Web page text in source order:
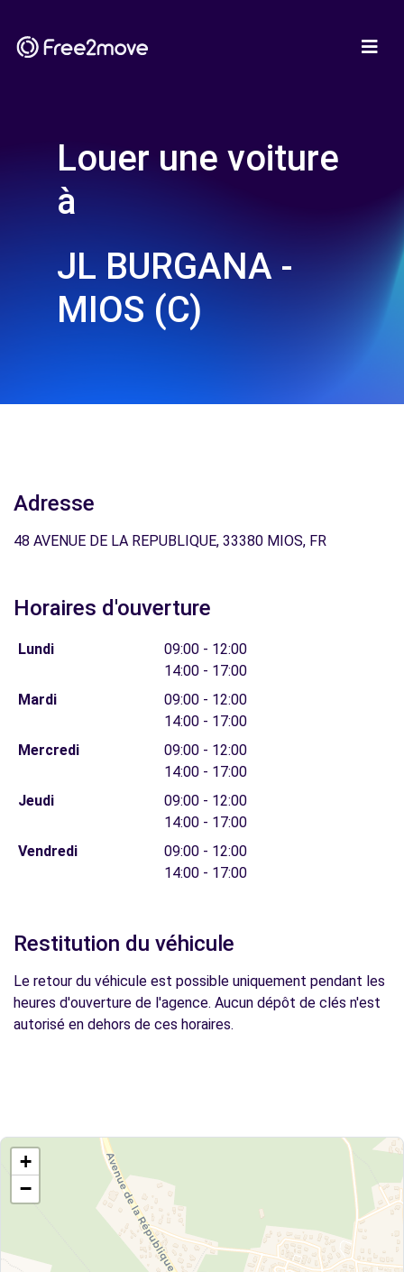
Louer une voiture
à
JL BURGANA -
MIOS (C)
Adresse
48 AVENUE DE LA REPUBLIQUE, 33380 MIOS, FR
Horaires d'ouverture
Lundi
09:00 - 12:00
14:00 - 17:00
Mardi
09:00 - 12:00
14:00 - 17:00
Mercredi
09:00 - 12:00
14:00 - 17:00
Jeudi
09:00 - 12:00
14:00 - 17:00
Vendredi
09:00 - 12:00
14:00 - 17:00
Restitution du véhicule
Le retour du véhicule est possible uniquement pendant les
heures d'ouverture de l'agence. Aucun dépôt de clés n'est
autorisé en dehors de ces horaires.
+
−